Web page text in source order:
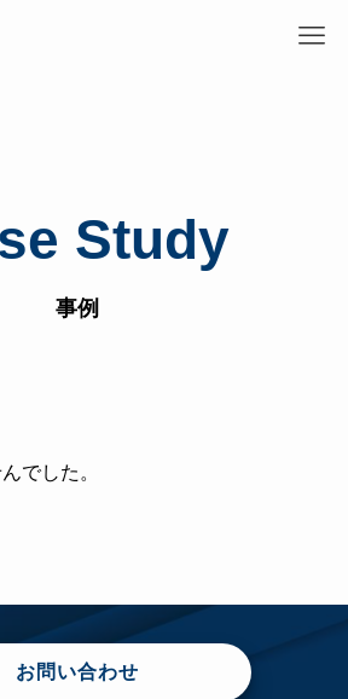
Study
事例
でした。
お問い合わせ